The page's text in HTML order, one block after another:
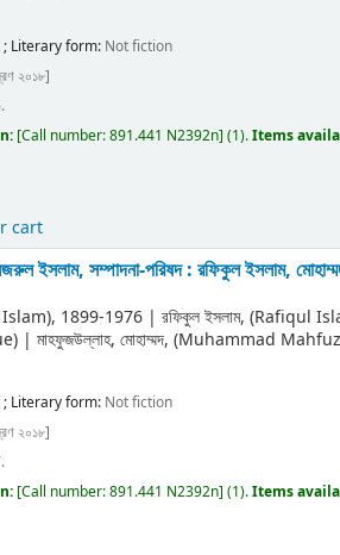
; Literary form: Not fiction
২০১৮]
[Call number:891.441 N2392n] (1).Items
cart
ইসলাম, সম্পাদনা-পরিষদ : রফিকুল ইসলাম,
Islam), 1899-1976| রফিকুল ইসলাম, (Rafiqul
| মাহফুজউল্লাহ, মোহাম্মদ, (Muhammad
; Literary form: Not fiction
২০১৮]
[Call number:891.441 N2392n] (1).Items